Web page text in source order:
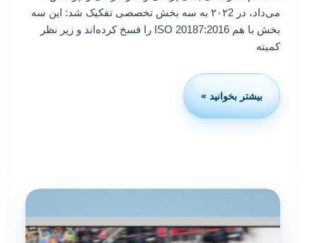
می‌داد، در ۲۰۲2 به سه بخش تخصصی‌ تفکیک شد: این سه
بخش با هم ISO 20187:2016 را فسخ کرده‌اند و زیر نظر
کمیته
استاندارد
ایزو
بیشتر بخوانید »